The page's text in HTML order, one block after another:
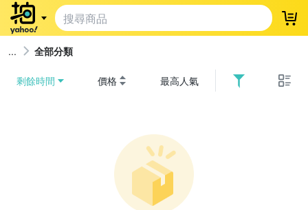
登
全部分類
剩餘時間 價格 最高人氣